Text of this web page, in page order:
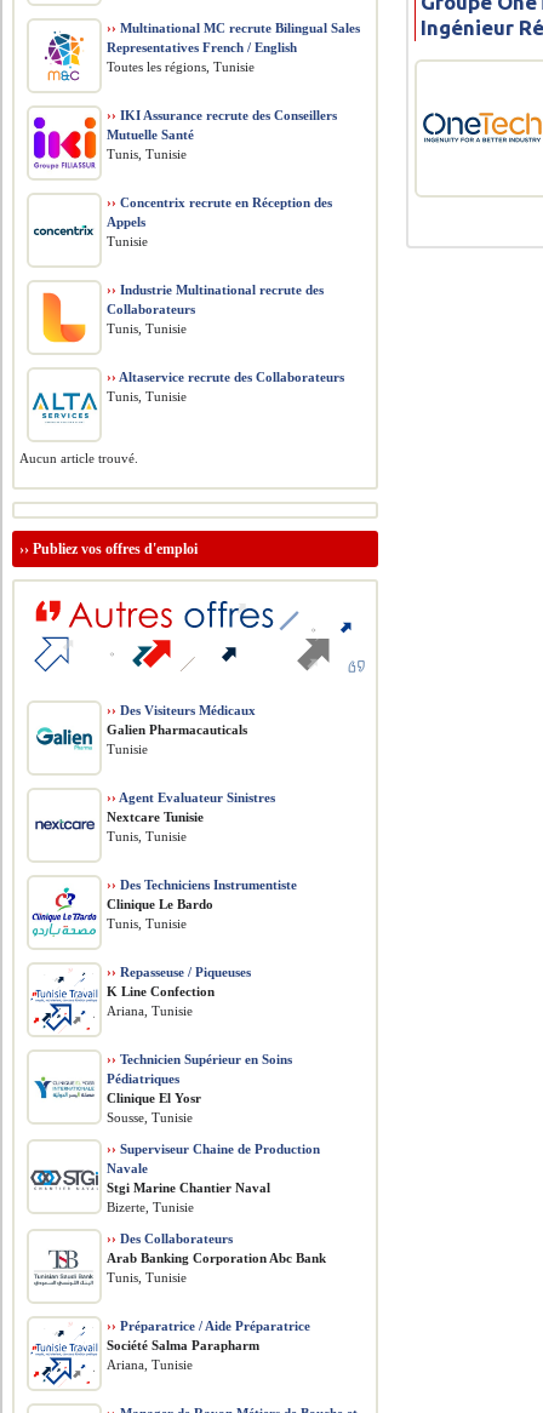
Ingénieur
›› Multinational MC recrute Bilingual Sales
Representatives French / English
Toutes les régions, Tunisie
›› IKI Assurance recrute des Conseillers
Mutuelle Santé
Tunis, Tunisie
›› Concentrix recrute en Réception des
Appels
Tunisie
›› Industrie Multinational recrute des
Collaborateurs
Tunis, Tunisie
›› Altaservice recrute des Collaborateurs
Tunis, Tunisie
Aucun article trouvé.
››Publiez vos offres d'emploi
›› Des Visiteurs Médicaux
Galien Pharmacauticals
Tunisie
›› Agent Evaluateur Sinistres
Nextcare Tunisie
Tunis, Tunisie
›› Des Techniciens Instrumentiste
Clinique Le Bardo
Tunis, Tunisie
›› Repasseuse / Piqueuses
K Line Confection
Ariana, Tunisie
›› Technicien Supérieur en Soins
Pédiatriques
Clinique El Yosr
Sousse, Tunisie
›› Superviseur Chaine de Production
Navale
Stgi Marine Chantier Naval
Bizerte, Tunisie
›› Des Collaborateurs
Arab Banking Corporation Abc Bank
Tunis, Tunisie
›› Préparatrice / Aide Préparatrice
Société Salma Parapharm
Ariana, Tunisie